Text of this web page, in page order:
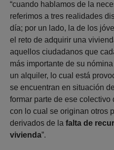
“cuando hablamos de la
referimos a tres realidades
día; por un lado, la de los
el reto de adquirir una
aquellos ciudadanos que
más importante de su
un alquiler, lo cual está
se encuentran en situación
formar parte de ese
con lo cual se originan otros
derivados de la falta de
vivienda”.